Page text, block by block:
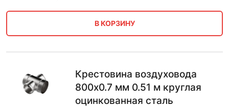
В КОРЗИНУ
Крестовина воздуховода
800х0.7 мм 0.51 м круглая
оцинкованная сталь